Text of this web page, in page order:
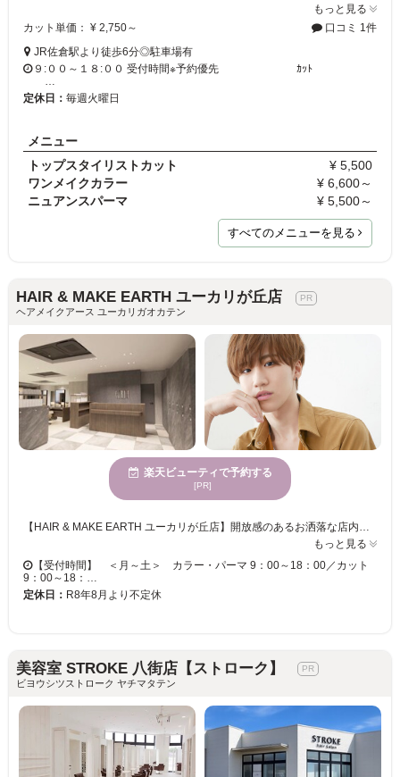
もっと見る
カット単価： ¥ 2,750～
口コミ 1件
JR佐倉駅より徒歩6分◎駐車場有
９:００～１８:００ 受付時間※予約優先 ｶｯﾄ
…
定休日： 毎週火曜日
メニュー
トップスタイリストカット
¥ 5,500
ワンメイクカラー
¥ 6,600～
ニュアンスパーマ
¥ 5,500～
すべてのメニューを見る
HAIR & MAKE EARTH ユーカリが丘店
ヘアメイクアース ユーカリガオカテン
楽天ビューティで予約する
[PR]
もっと見る
【受付時間】 ＜月～土＞ カラー・パーマ 9：00～18：00／カット
9：00～18：…
定休日： R8年8月より不定休
美容室 STROKE 八街店【ストローク】
ビヨウシツストローク ヤチマタテン